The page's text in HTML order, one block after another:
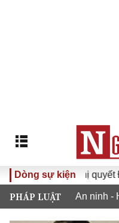
Dòng sự kiện
Đưa Nghị quyết Đại hội
PHÁP LUẬT An ninh -